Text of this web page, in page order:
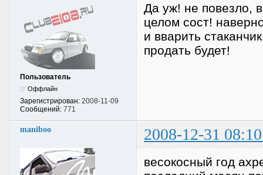
Пользователь
Оффлайн
Зарегистрирован: 2008-11-09
Сообщений: 771
Да уж! не повезло,
целом сост!
и вварить
продать будет!
maniboo 2008-12-31
весокосный год